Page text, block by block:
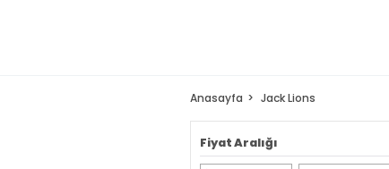
Anasayfa Jack Lions
Fiyat Aralığı